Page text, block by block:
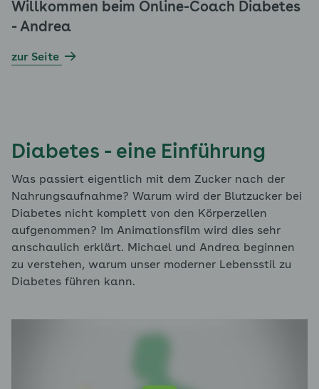
Willkommen beim Online-Coach Diabetes
- Andrea
zur Seite
Diabetes - eine Einführung
Was passiert eigentlich mit dem Zucker nach der
Nahrungsaufnahme? Warum wird der Blutzucker bei
Diabetes nicht komplett von den Körperzellen
aufgenommen? Im Animationsfilm wird dies sehr
anschaulich erklärt. Michael und Andrea beginnen
zu verstehen, warum unser moderner Lebensstil zu
Diabetes führen kann.